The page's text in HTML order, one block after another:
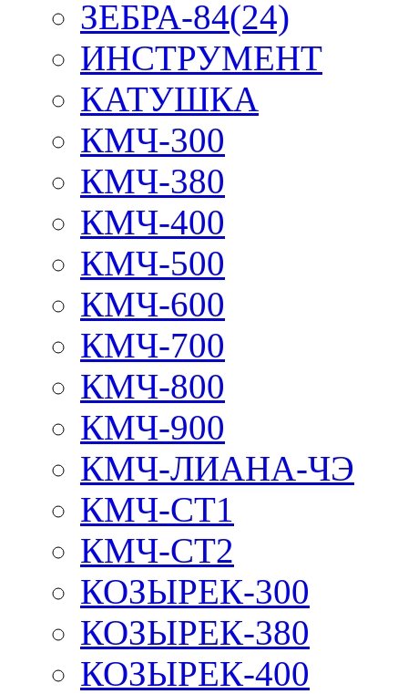
ЗЕБРА-84(24)
ИНСТРУМЕНТ
КАТУШКА
КМЧ-300
КМЧ-380
КМЧ-400
КМЧ-500
КМЧ-600
КМЧ-700
КМЧ-800
КМЧ-900
КМЧ-ЛИАНА-ЧЭ
КМЧ-СТ1
КМЧ-СТ2
КОЗЫРЕК-300
КОЗЫРЕК-380
КОЗЫРЕК-400